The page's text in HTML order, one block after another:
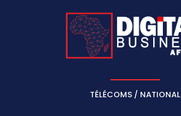
TÉLÉCOMS / NATIONAL